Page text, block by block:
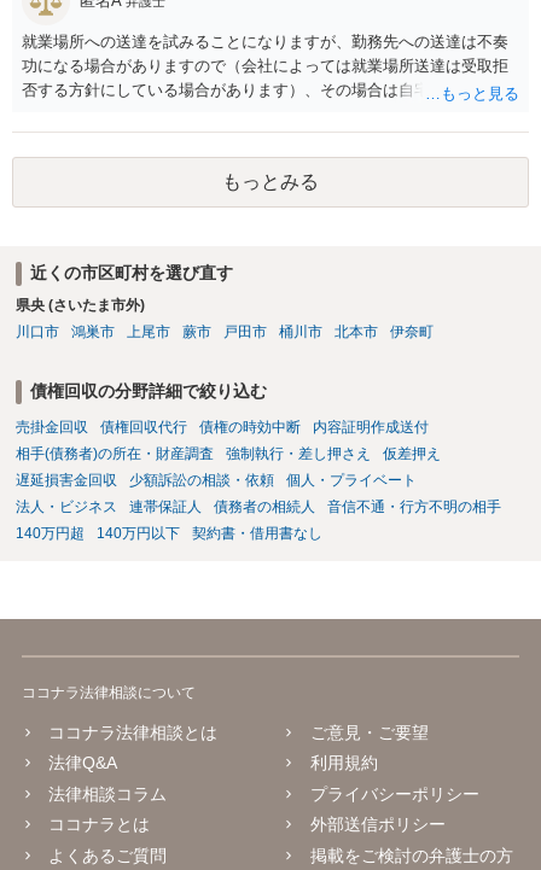
就業場所への送達を試みることになりますが、勤務先への送達は不奏
功になる場合がありますので（会社によっては就業場所送達は受取拒
否する方針にしている場合があります）、その場合は自宅の住所調査
もっとみる
近くの市区町村を選び直す
県央 (さいたま市外)
川口市
鴻巣市 上尾市 蕨市 戸田市 桶川市 北本市 伊奈町
債権回収の分野詳細で絞り込む
売掛金回収 債権回収代行 債権の時効中断
内容証明作成送付
相手(債務者)の所在・財産調査
強制執行・差し押さえ
仮差押え
遅延損害金回収
少額訴訟の相談・依頼
個人・プライベート
法人・ビジネス
連帯保証人 債務者の相続人
音信不通・行方不明の相手
140万円超
140万円以下 契約書・借用書なし
ココナラ法律相談について
ココナラ法律相談とは
法律Q&A
法律相談コラム
ココナラとは
よくあるご質問
ご意見・ご要望
利用規約
プライバシーポリシー
外部送信ポリシー
掲載をご検討の弁護士の方